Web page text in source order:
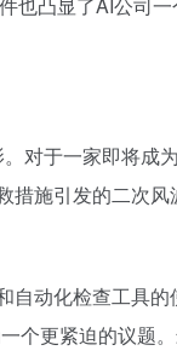
对于一家即将成
措施引发的二次风
自动化检查工具的
个更紧迫的议题